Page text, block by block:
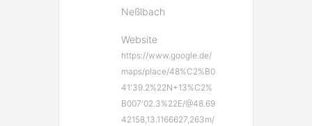
Neßlbach
Website
https://www.google.de/
maps/place/48%C2%B0
41'39.2%22N+13%C2%
B007'02.3%22E/@48.69
42158,13.1166627,263m/